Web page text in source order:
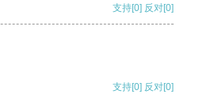
支持[0] 反对[0]
支持[0] 反对[0]